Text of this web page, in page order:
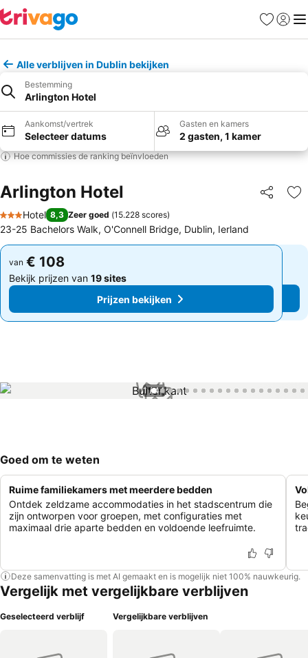
Favorieten
Alle verblijven in Dublin bekijken
Bestemming
Arlington Hotel
Aankomst/vertrek
Selecteer datums
Gasten en kamers
2 gasten, 1 kamer
Hoe commissies de ranking beïnvloeden
Arlington Hotel Delen
3 Sterren
Hotel 8,3 Zeer goed (15.228 scores)
23-25 Bachelors Walk, O'Connell Bridge, Dublin, Ierland
van € 108
Bekijk prijzen van 19 sites
Prijzen bekijken
van € 108
Bekijk prijzen van 19 sites
Prijzen bekijken
1 / 44
Goed om te weten
Ruime familiekamers met meerdere bedden
Ontdek zeldzame accommodaties in het stadscentrum die
zijn ontworpen voor groepen, met configuraties met
maximaal drie aparte bedden en voldoende leefruimte.
Deze samenvatting is met AI gemaakt en is mogelijk niet 100% nauwkeurig.
Vergelijk met vergelijkbare verblijven
Geselecteerd verblijf Vergelijkbare verblijven